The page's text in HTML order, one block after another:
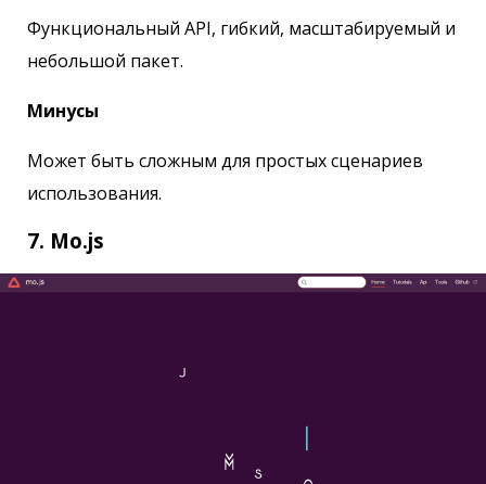
Функциональный API, гибкий, масштабируемый и
небольшой пакет.
Минусы
Может быть сложным для простых сценариев
использования.
7. Mo.js